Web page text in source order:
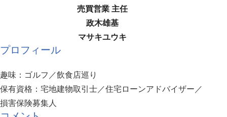
売買営業 主任
政木雄基
マサキユウキ
プロフィール
趣味：ゴルフ／飲食店巡り
保有資格：宅地建物取引士／住宅ローンアドバイザー／
損害保険募集人